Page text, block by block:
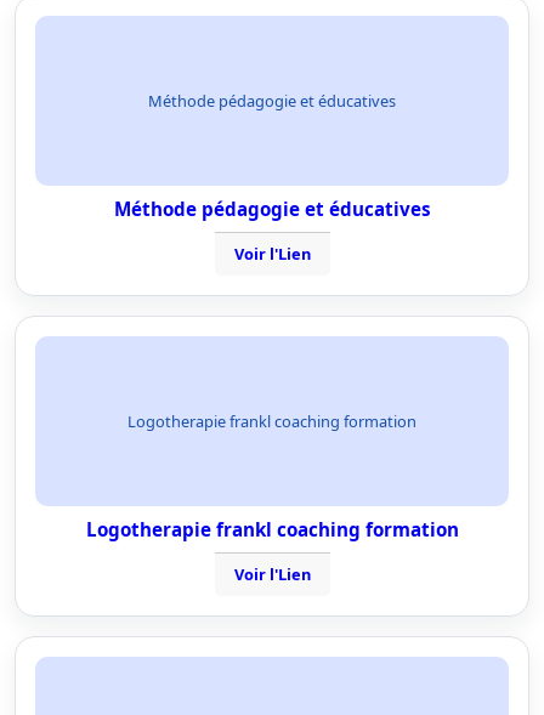
Méthode pédagogie et éducatives
Méthode pédagogie et éducatives
Voir l'Lien
Logotherapie frankl coaching formation
Logotherapie frankl coaching formation
Voir l'Lien